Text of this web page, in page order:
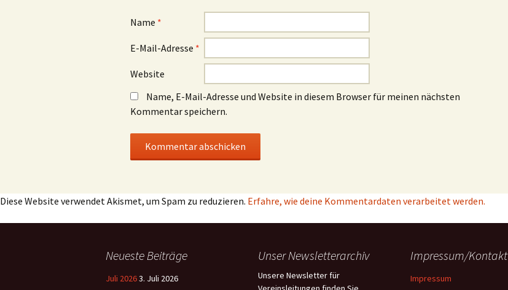
Name *
E-Mail-Adresse *
Website
Name, E-Mail-Adresse und Website in diesem Browser für meinen nächsten
Kommentar speichern.
Diese Website verwendet Akismet, um Spam zu reduzieren. Erfahre, wie deine Kommentardaten verarbeitet werden.
Neueste Beiträge
Juli 20263. Juli 2026
Unser Newsletterarchiv
Unsere Newsletter für
Impressum/Kontakt
Impressum